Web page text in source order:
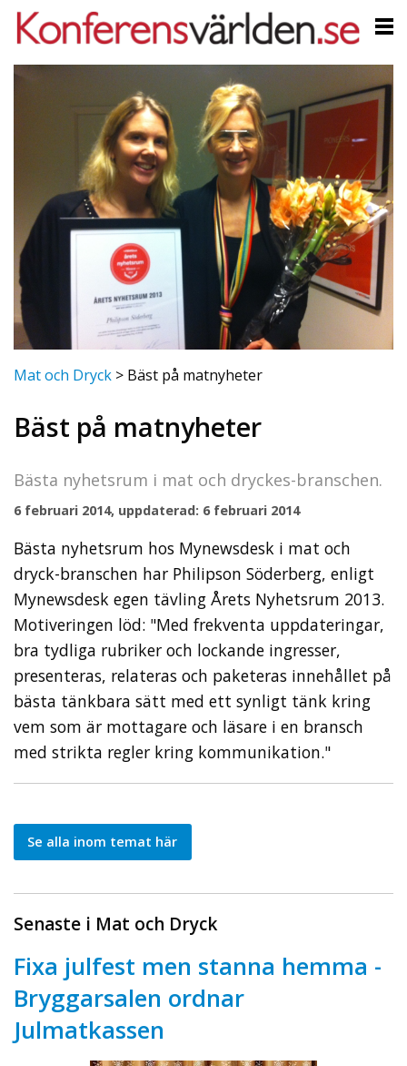
Mat och Dryck > Bäst på matnyheter
Bäst på matnyheter
Bästa nyhetsrum i mat och dryckes-branschen.
6 februari 2014, uppdaterad: 6 februari 2014
Bästa nyhetsrum hos Mynewsdesk i mat och
dryck-branschen har Philipson Söderberg, enligt
Mynewsdesk egen tävling Årets Nyhetsrum 2013.
Motiveringen löd: "Med frekventa uppdateringar,
bra tydliga rubriker och lockande ingresser,
presenteras, relateras och paketeras innehållet på
bästa tänkbara sätt med ett synligt tänk kring
vem som är mottagare och läsare i en bransch
med strikta regler kring kommunikation."
Se alla inom temat här
Senaste i Mat och Dryck
Fixa julfest men stanna hemma -
Bryggarsalen ordnar
Julmatkassen